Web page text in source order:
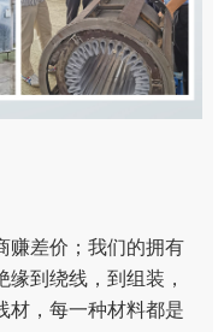
赚差价；我们的拥有
到绕线，到组装，
材，每一种材料都是